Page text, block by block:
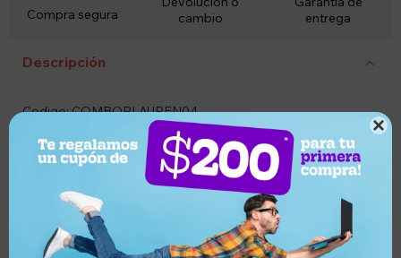

Compra segura
cambio
entrega
Descripción
Codigo: COMBORLAUREN04
Combo: LO3360377032750 y LO3360377022911
Descripcion:
Este exclusivo combo Ralph Lauren Polo combina dos
fragancias masculinas icónicas que representan a la
perfección la frescura elegante y la seducción urbana.
Polo Blue EDT ofrece una interpretación sofisticada del
clásico aroma fresco. Inspirado en el espíritu de la aventura,